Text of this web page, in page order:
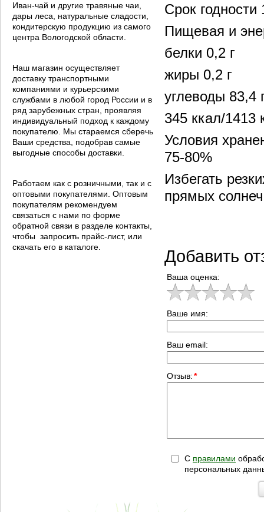
Иван-чай и другие травяные чаи,
дары леса, натуральные сладости,
кондитерскую продукцию из самого
центра Вологодской области.
Наш магазин осуществляет
доставку транспортными
компаниями и курьерскими
службами в любой город России и в
ряд зарубежных стран, проявляя
индивидуальный подход к каждому
покупателю. Мы стараемся сберечь
Ваши средства, подобрав самые
выгодные способы доставки.
Работаем как с розничными, так и с
оптовыми покупателями. Оптовым
покупателям рекомендуем
связаться с нами по форме
обратной связи в разделе контакты,
чтобы запросить прайс-лист, или
скачать его в каталоге.
Срок
Пищевая и
белки 0,2 г
жиры 0,2 г
углеводы 83,4
345 ккал/1413
Условия
75-80%
Избегать
прямых
Добавить
Ваша оценка:
Ваше имя:
Ваш email:
Отзыв:*
С правилами
персональных